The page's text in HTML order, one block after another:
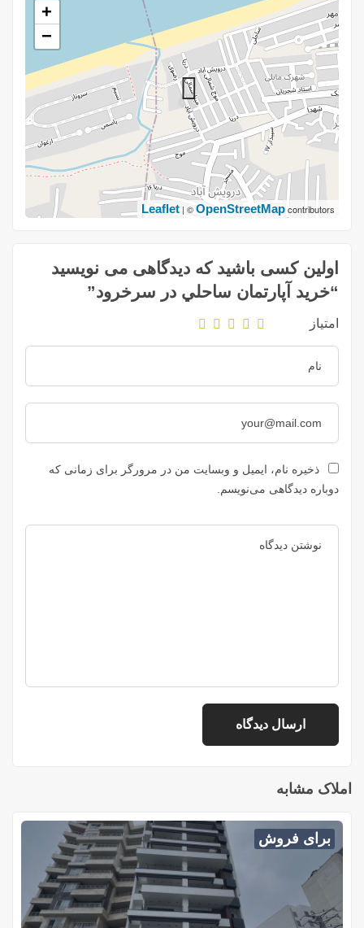
+
−
Leaflet | ©OpenStreetMapcontributors
اولین کسی باشید که دیدگاهی می نویسید
“خريد آپارتمان ساحلي در سرخرود”
امتیاز
ذخیره نام، ایمیل و وبسایت من در مرورگر برای زمانی که
دوباره دیدگاهی می‌نویسم.
املاک مشابه
برای فروش